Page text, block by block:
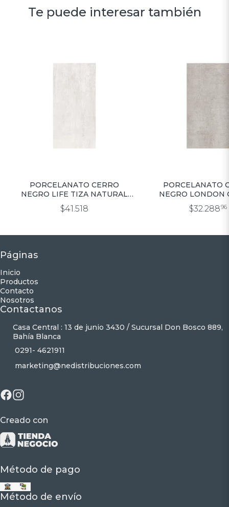
Te puede interesar también
PORCELANATO CERRO
NEGRO LIFE TIZA NATURAL
0.58X1.17
$41.518
PORCELANATO
NEGRO LONDON
0.58X1.17
$32.28896
Páginas
Inicio
Productos
Contacto
Nosotros
Contactanos
Casa Central : 13 de junio 3430 / Sucursal Don Bosco 889,
Bahía Blanca
0291- 4621911
marketing@nedistribuciones.com
Creado con
Método de pago
Método de envío